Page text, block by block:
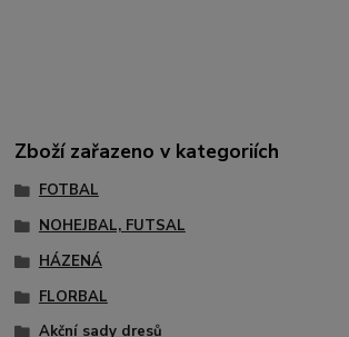
Zboží zařazeno v kategoriích
FOTBAL
NOHEJBAL, FUTSAL
HÁZENÁ
FLORBAL
Akční sady dresů